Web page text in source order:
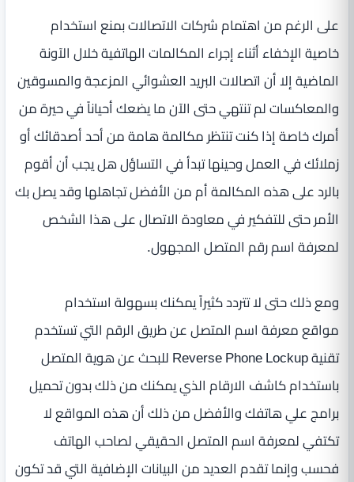
على الرغم من اهتمام شركات الاتصالات بمنع استخدام
خاصية الإخفاء أثناء إجراء المكالمات الهاتفية خلال الآونة
الماضية إلا أن اتصالات البريد العشوائي المزعجة والمسوقين
والمعاكسات لم تنتهي حتى الآن ما يضعك أحياناً في حيرة من
أمرك خاصة إذا كنت تنتظر مكالمة هامة من أحد أصدقائك أو
زملائك في العمل وحينها تبدأ في التساؤل هل يجب أن أقوم
بالرد على هذه المكالمة أم من الأفضل تجاهلها وقد يصل بك
الأمر حتى للتفكير في معاودة الاتصال على هذا الشخص
لمعرفة اسم رقم المتصل المجهول.
ومع ذلك حتى لا تتردد كثيراً يمكنك بسهولة استخدام
مواقع معرفة اسم المتصل عن طريق الرقم التي تستخدم
تقنية Reverse Phone Lockup للبحث عن هوية المتصل
باستخدام كاشف الارقام الذي يمكنك من ذلك بدون تحميل
برامج علي هاتفك والأفضل من ذلك أن هذه المواقع لا
تكتفي لمعرفة اسم المتصل الحقيقي لصاحب الهاتف
فحسب وإنما تقدم العديد من البيانات الإضافية التي قد تكون